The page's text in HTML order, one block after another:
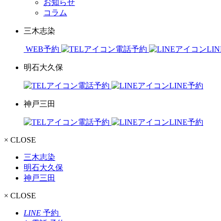
お知らせ
コラム
三木志染
WEB予約 電話予約
明石大久保
電話予約 LINE予約
神戸三田
電話予約 LINE予約
× CLOSE
三木志染
明石大久保
神戸三田
× CLOSE
LINE 予約